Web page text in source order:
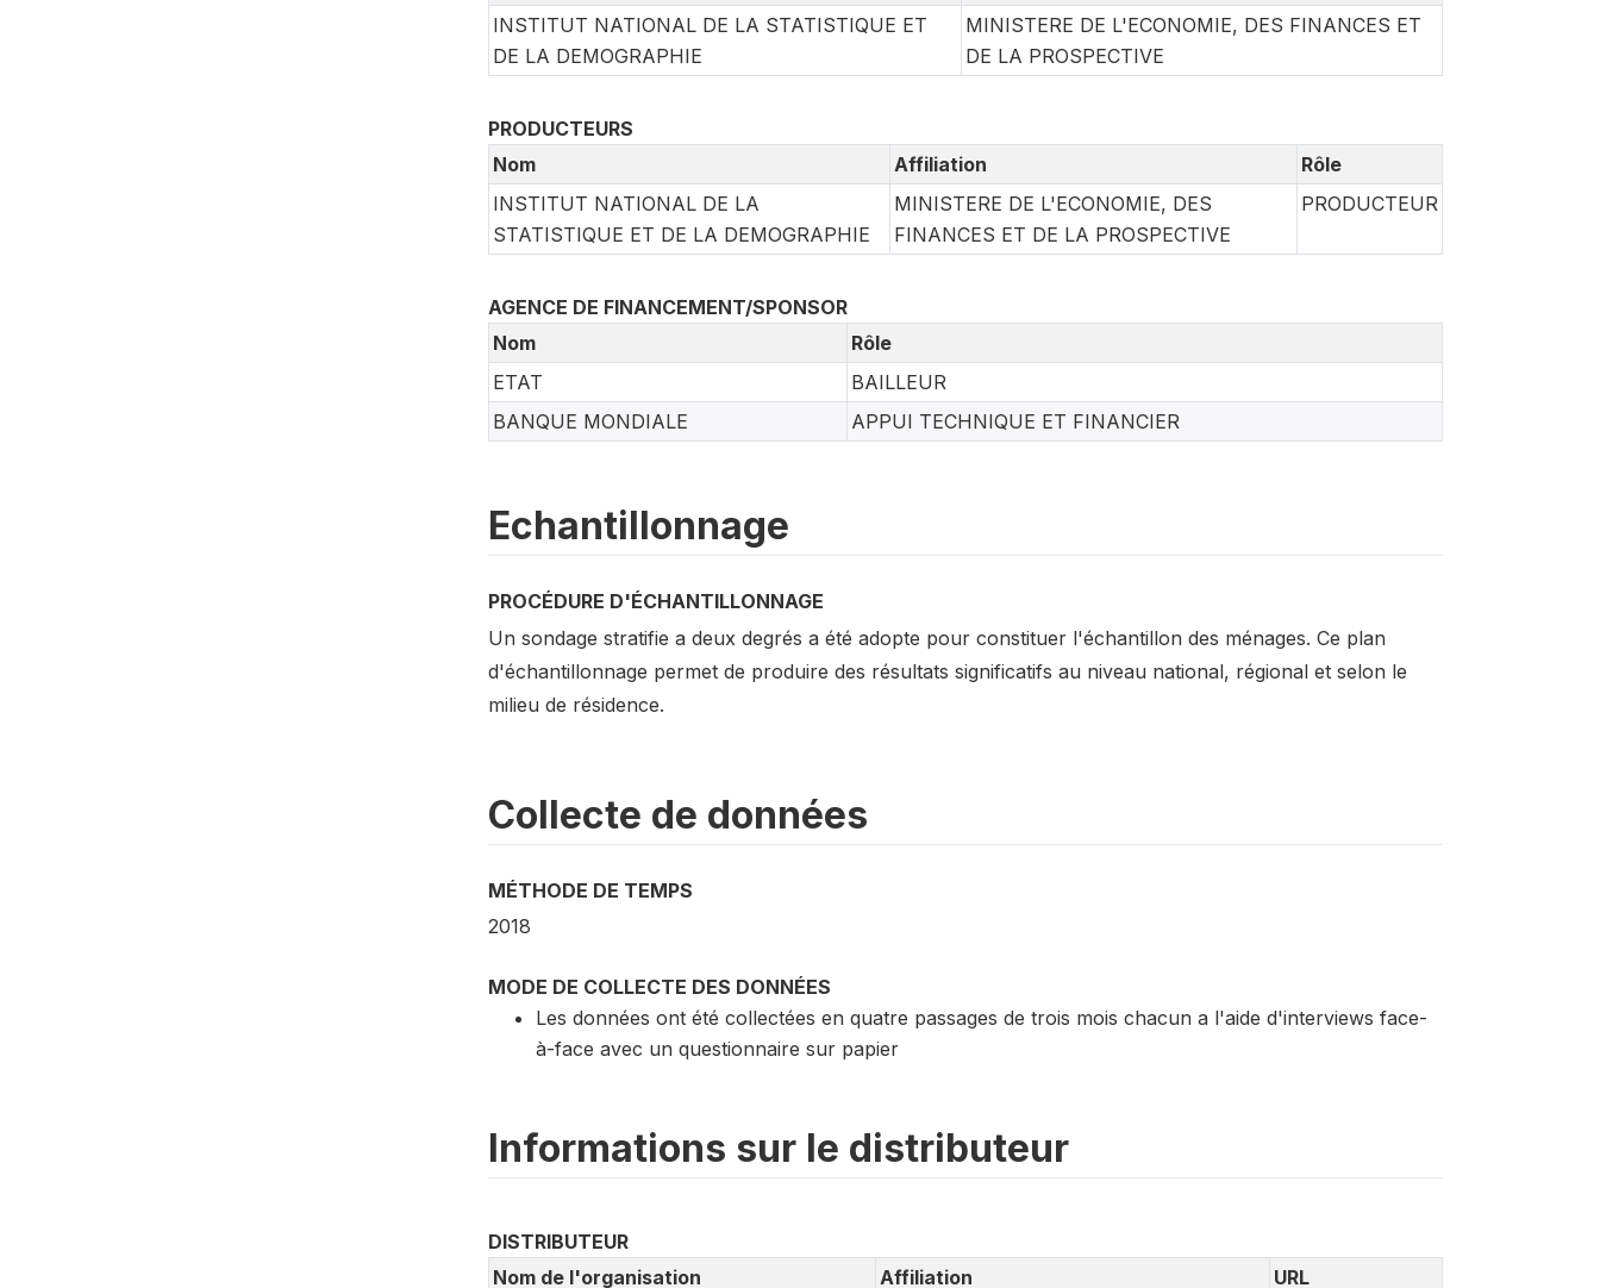
INSTITUT NATIONAL DE LA STATISTIQUE ET
DE LA DEMOGRAPHIE
MINISTERE DE L'ECONOMIE, DES FINANCES ET
DE LA PROSPECTIVE
PRODUCTEURS
Nom
Affiliation
Rôle
INSTITUT NATIONAL DE LA
STATISTIQUE ET DE LA DEMOGRAPHIE
MINISTERE DE L'ECONOMIE, DES
FINANCES ET DE LA PROSPECTIVE
PRODUCTEUR
AGENCE DE FINANCEMENT/SPONSOR
Nom
Rôle
ETAT
BAILLEUR
BANQUE MONDIALE
APPUI TECHNIQUE ET FINANCIER
Echantillonnage
PROCÉDURE D'ÉCHANTILLONNAGE
Un sondage stratifie a deux degrés a été adopte pour constituer l'échantillon des ménages. Ce plan
d'échantillonnage permet de produire des résultats significatifs au niveau national, régional et selon le
milieu de résidence.
Collecte de données
MÉTHODE DE TEMPS
2018
MODE DE COLLECTE DES DONNÉES
Les données ont été collectées en quatre passages de trois mois chacun a l'aide d'interviews face-
à-face avec un questionnaire sur papier
Informations sur le distributeur
DISTRIBUTEUR
Nom de l'organisation
Affiliation URL